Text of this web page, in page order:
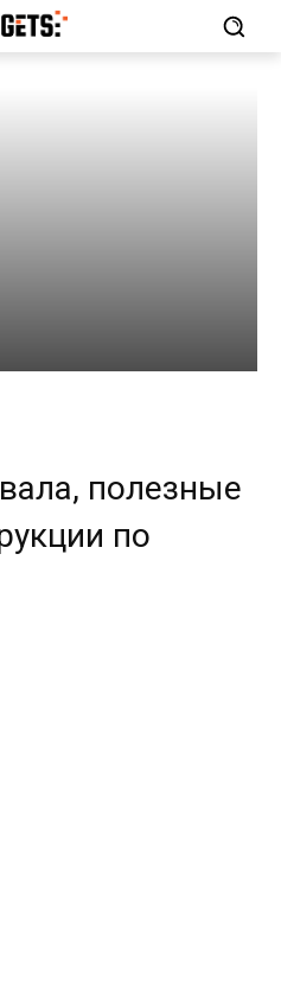
полезные
по